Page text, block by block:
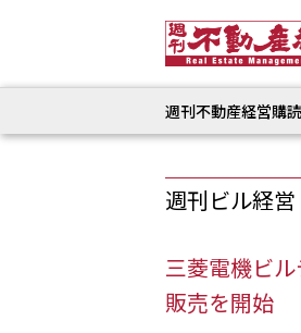
週刊不動産経営購読
週刊ビル経
三菱電機ビ
販売を開始